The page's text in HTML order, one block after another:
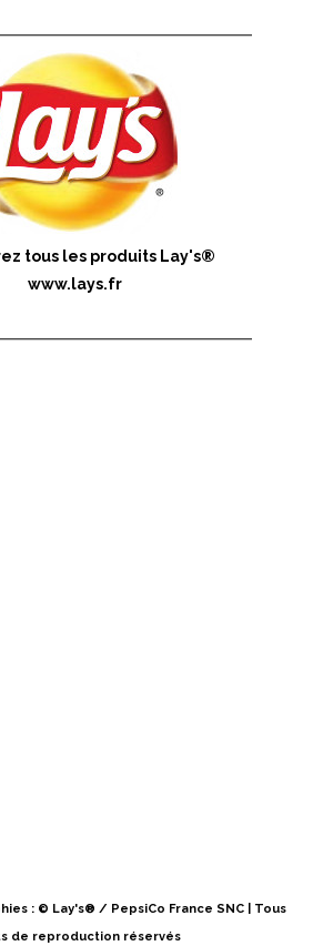
tous les produits Lay's®
www.lays.fr
: © Lay's® / PepsiCo France SNC | Tous
de reproduction réservés